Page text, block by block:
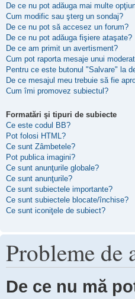
De ce nu pot adăuga mai multe
Cum modific sau şterg un sondaj?
De ce nu pot să accesez un forum?
De ce nu pot adăuga fişiere ataşate?
De ce am primit un avertisment?
Cum pot raporta mesaje unui
Pentru ce este butonul "Salvare" la
De ce mesajul meu trebuie să fie
Cum îmi promovez subiectul?
Formatări şi tipuri de subiecte
Ce este codul BB?
Pot folosi HTML?
Ce sunt Zâmbetele?
Pot publica imagini?
Ce sunt anunţurile globale?
Ce sunt anunţurile?
Ce sunt subiectele importante?
Ce sunt subiectele blocate/închise?
Ce sunt iconiţele de subiect?
Probleme de
De ce nu mă